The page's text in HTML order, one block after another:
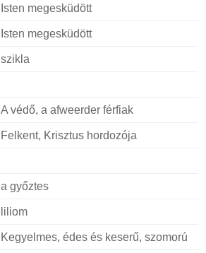
Isten megesküdött
Isten megesküdött
szikla
A védő, a afweerder férfiak
Felkent, Krisztus hordozója
a győztes
liliom
Kegyelmes, édes és keserű, szomorú